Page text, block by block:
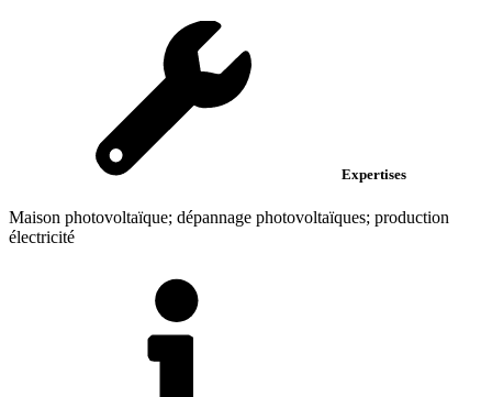
Expertises
Maison photovoltaïque; dépannage photovoltaïques; production
électricité